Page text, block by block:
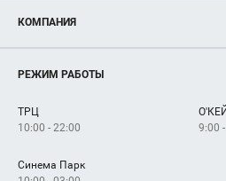
Новости
Магазины
Услуги
КОМПАНИЯ
Рекламодателям
Как добраться
РЕЖИМ РАБОТЫ
ТРЦ
10:00 - 22:00
9:00
Синема Парк